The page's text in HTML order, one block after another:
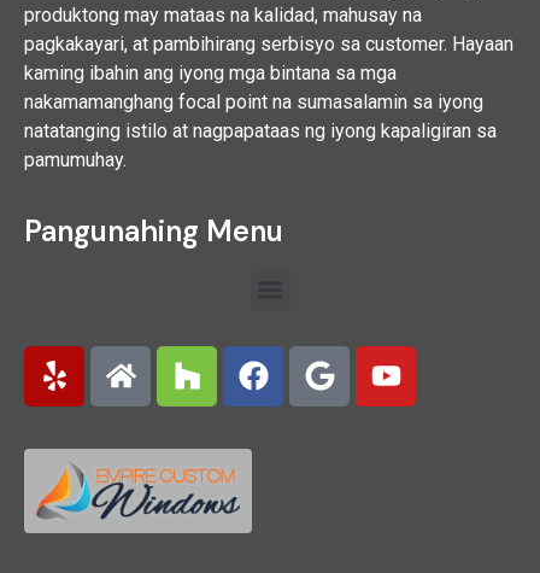
produktong may mataas na kalidad, mahusay na
pagkakayari, at pambihirang serbisyo sa customer. Hayaan
kaming ibahin ang iyong mga bintana sa mga
nakamamanghang focal point na sumasalamin sa iyong
natatanging istilo at nagpapataas ng iyong kapaligiran sa
pamumuhay.
Pangunahing Menu